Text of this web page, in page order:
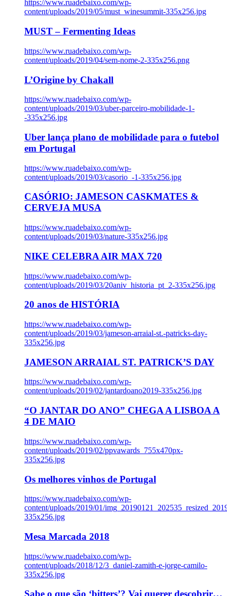
https://www.ruadebaixo.com/wp-
content/uploads/2019/05/must_winesummit-335x256.jpg
MUST – Fermenting Ideas
https://www.ruadebaixo.com/wp-
content/uploads/2019/04/sem-nome-2-335x256.png
L’Origine by Chakall
https://www.ruadebaixo.com/wp-
content/uploads/2019/03/uber-parceiro-mobilidade-1-
-335x256.jpg
Uber lança plano de mobilidade para o futebol
em Portugal
https://www.ruadebaixo.com/wp-
content/uploads/2019/03/casorio_-1-335x256.jpg
CASÓRIO: JAMESON CASKMATES &
CERVEJA MUSA
https://www.ruadebaixo.com/wp-
content/uploads/2019/03/nature-335x256.jpg
NIKE CELEBRA AIR MAX 720
https://www.ruadebaixo.com/wp-
content/uploads/2019/03/20aniv_historia_pt_2-335x256.jpg
20 anos de HISTÓRIA
https://www.ruadebaixo.com/wp-
content/uploads/2019/03/jameson-arraial-st.-patricks-day-
335x256.jpg
JAMESON ARRAIAL ST. PATRICK’S DAY
https://www.ruadebaixo.com/wp-
content/uploads/2019/02/jantardoano2019-335x256.jpg
“O JANTAR DO ANO” CHEGA A LISBOA A
4 DE MAIO
https://www.ruadebaixo.com/wp-
content/uploads/2019/02/ppvawards_755x470px-
335x256.jpg
Os melhores vinhos de Portugal
https://www.ruadebaixo.com/wp-
content/uploads/2019/01/
335x256.jpg
Mesa Marcada 2018
https://www.ruadebaixo.com/wp-
content/uploads/2018/12/3_daniel-zamith-e-jorge-camilo-
335x256.jpg